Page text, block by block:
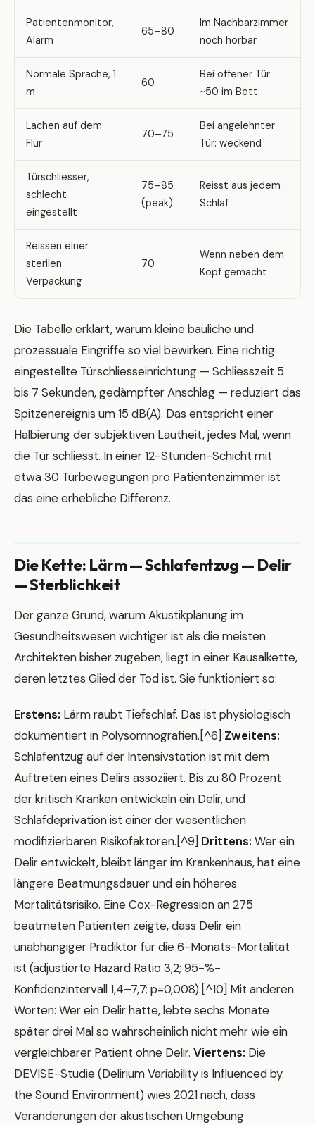
Patientenmonitor,
Alarm
65–80
Im Nachbarzimmer
noch hörbar
Normale Sprache, 1
m
60
Bei offener Tür:
~50 im Bett
Lachen auf dem
Flur
70–75
Bei angelehnter
Tür: weckend
Türschliesser,
schlecht
eingestellt
75–85
(peak)
Reisst aus jedem
Schlaf
Reissen einer
sterilen
Verpackung
70
Wenn neben dem
Kopf gemacht
Die Tabelle erklärt, warum kleine bauliche und
prozessuale Eingriffe so viel bewirken. Eine richtig
eingestellte Türschliesseinrichtung — Schliesszeit 5
bis 7 Sekunden, gedämpfter Anschlag — reduziert das
Spitzenereignis um 15 dB(A). Das entspricht einer
Halbierung der subjektiven Lautheit, jedes Mal, wenn
die Tür schliesst. In einer 12-Stunden-Schicht mit
etwa 30 Türbewegungen pro Patientenzimmer ist
das eine erhebliche Differenz.
Die Kette: Lärm — Schlafentzug — Delir
— Sterblichkeit
Der ganze Grund, warum Akustikplanung im
Gesundheitswesen wichtiger ist als die meisten
Architekten bisher zugeben, liegt in einer Kausalkette,
deren letztes Glied der Tod ist. Sie funktioniert so:
Erstens: Lärm raubt Tiefschlaf. Das ist physiologisch
dokumentiert in Polysomnografien.[^6] Zweitens:
Schlafentzug auf der Intensivstation ist mit dem
Auftreten eines Delirs assoziiert. Bis zu 80 Prozent
der kritisch Kranken entwickeln ein Delir, und
Schlafdeprivation ist einer der wesentlichen
modifizierbaren Risikofaktoren.[^9] Drittens: Wer ein
Delir entwickelt, bleibt länger im Krankenhaus, hat eine
längere Beatmungsdauer und ein höheres
Mortalitätsrisiko. Eine Cox-Regression an 275
beatmeten Patienten zeigte, dass Delir ein
unabhängiger Prädiktor für die 6-Monats-Mortalität
ist (adjustierte Hazard Ratio 3,2; 95-%-
Konfidenzintervall 1,4–7,7; p=0,008).[^10] Mit anderen
Worten: Wer ein Delir hatte, lebte sechs Monate
später drei Mal so wahrscheinlich nicht mehr wie ein
vergleichbarer Patient ohne Delir. Viertens: Die
DEVISE-Studie (Delirium Variability is Influenced by
the Sound Environment) wies 2021 nach, dass
Veränderungen der akustischen Umgebung